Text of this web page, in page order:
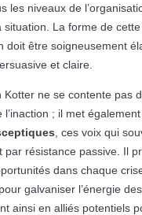
les niveaux de
situation. La forme de cette
doit être soigneusement
et claire.
Kotter ne se contente pas
l’inaction ; il met
, ces voix qui
par résistance passive. Il
dans chaque
galvaniser l’énergie
ainsi en alliés potentiels